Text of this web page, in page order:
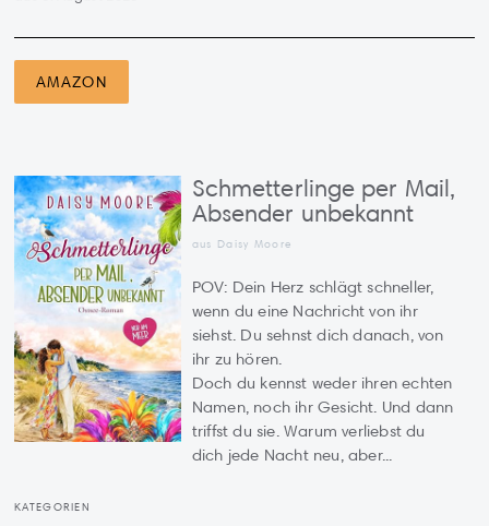
AMAZON
Schmetterlinge per Mail,
Absender unbekannt
aus Daisy Moore
POV: Dein Herz schlägt schneller,
wenn du eine Nachricht von ihr
siehst. Du sehnst dich danach, von
ihr zu hören.
Doch du kennst weder ihren echten
Namen, noch ihr Gesicht. Und dann
triffst du sie. Warum verliebst du
dich jede Nacht neu, aber...
KATEGORIEN